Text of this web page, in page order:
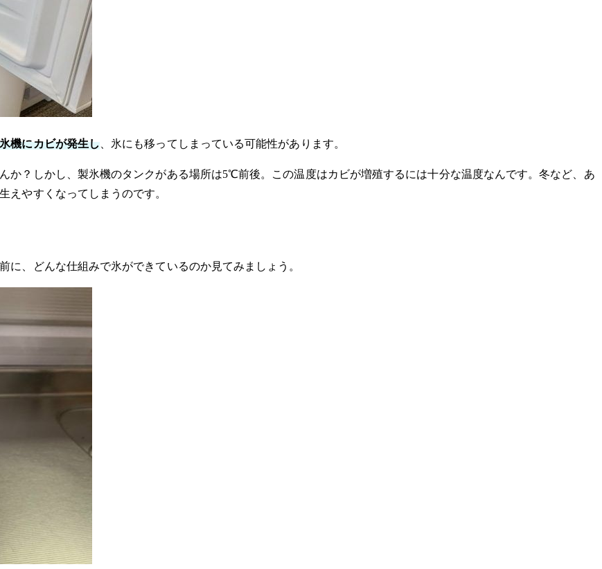
機にカビが発生し 、氷にも移ってしまっている可能性があります。
か？しかし、製氷機のタンクがある場所は5℃前後。この温度はカビが増殖するには十分な温度なんです。冬など、あ
えやすくなってしまうのです。
、どんな仕組みで氷ができているのか見てみましょう。